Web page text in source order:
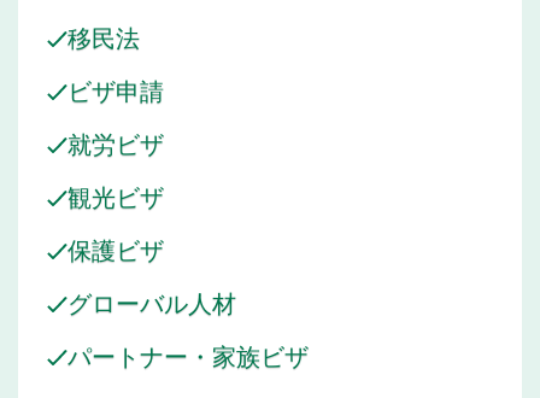
移民法
ビザ申請
就労ビザ
観光ビザ
保護ビザ
グローバル人材
パートナー・家族ビザ